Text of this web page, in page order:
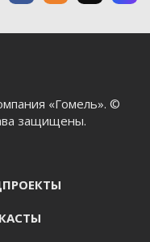
«Гомель». ©
защищены.